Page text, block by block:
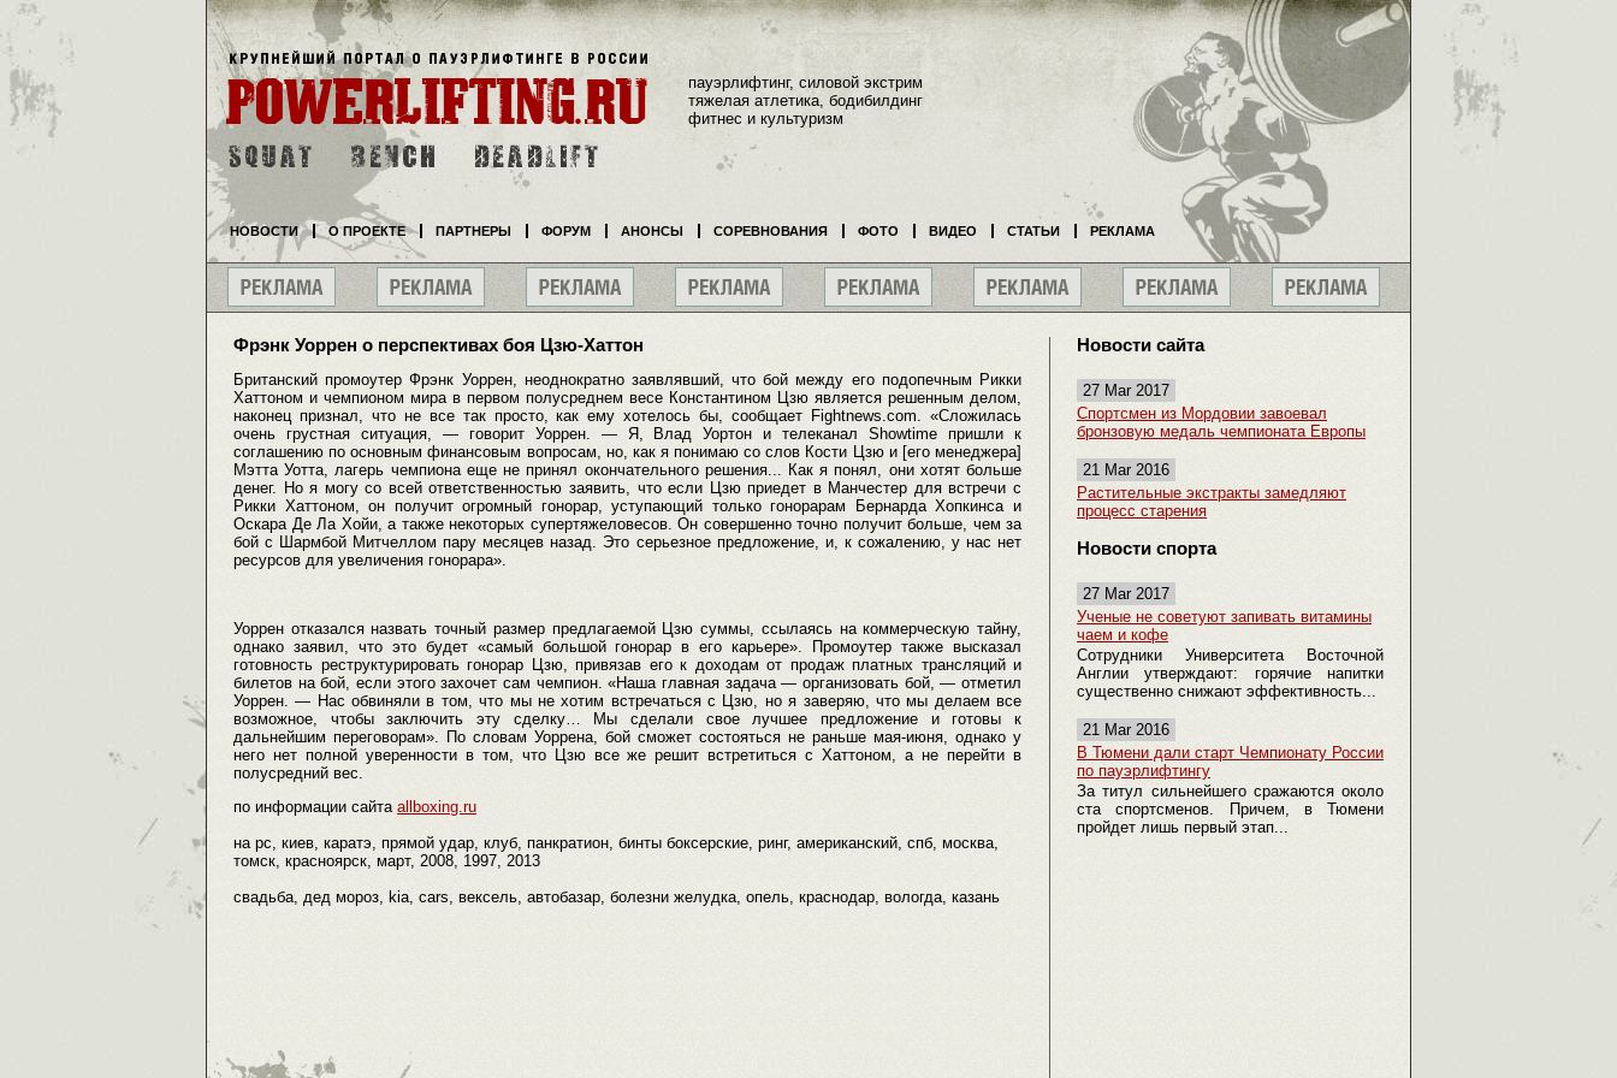
Фрэнк Уоррен о перспективах боя Цзю-Хаттон
Британский промоутер Фрэнк Уоррен, неоднократно заявлявший, что бой между его подопечным Рикки
Хаттоном и чемпионом мира в первом полусреднем весе Константином Цзю является решенным делом,
наконец признал, что не все так просто, как ему хотелось бы, сообщает Fightnews.com. «Сложилась
очень грустная ситуация, — говорит Уоррен. — Я, Влад Уортон и телеканал Showtime пришли к
соглашению по основным финансовым вопросам, но, как я понимаю со слов Кости Цзю и [его менеджера]
Мэтта Уотта, лагерь чемпиона еще не принял окончательного решения... Как я понял, они хотят больше
денег. Но я могу со всей ответственностью заявить, что если Цзю приедет в Манчестер для встречи с
Рикки Хаттоном, он получит огромный гонорар, уступающий только гонорарам Бернарда Хопкинса и
Оскара Де Ла Хойи, а также некоторых супертяжеловесов. Он совершенно точно получит больше, чем за
бой с Шармбой Митчеллом пару месяцев назад. Это серьезное предложение, и, к сожалению, у нас нет
ресурсов для увеличения гонорара».
Уоррен отказался назвать точный размер предлагаемой Цзю суммы, ссылаясь на коммерческую тайну,
однако заявил, что это будет «самый большой гонорар в его карьере». Промоутер также высказал
готовность реструктурировать гонорар Цзю, привязав его к доходам от продаж платных трансляций и
билетов на бой, если этого захочет сам чемпион. «Наша главная задача — организовать бой, — отметил
Уоррен. — Нас обвиняли в том, что мы не хотим встречаться с Цзю, но я заверяю, что мы делаем все
возможное, чтобы заключить эту сделку… Мы сделали свое лучшее предложение и готовы к
дальнейшим переговорам». По словам Уоррена, бой сможет состояться не раньше мая-июня, однако у
него нет полной уверенности в том, что Цзю все же решит встретиться с Хаттоном, а не перейти в
полусредний вес.
по информации сайта allboxing.ru
на pc, киев, каратэ, прямой удар, клуб, панкратион, бинты боксерские, ринг, американский, спб, москва,
томск, красноярск, март, 2008, 1997, 2013
свадьба, дед мороз, kia, cars, вексель, автобазар, болезни желудка, опель, краснодар, вологда, казань
Новости сайта
27 Mar 2017
Спортсмен из Мордовии завоевал
бронзовую медаль чемпионата Европы
21 Mar 2016
Растительные экстракты замедляют
процесс старения
Новости спорта
27 Mar 2017
Ученые не советуют запивать витамины
чаем и кофе
Сотрудники Университета Восточной
Англии утверждают: горячие напитки
существенно снижают эффективность...
21 Mar 2016
В Тюмени дали старт Чемпионату России
по пауэрлифтингу
За титул сильнейшего сражаются около
ста спортсменов. Причем, в Тюмени
пройдет лишь первый этап...
пауэрлифтинг, силовой экстрим
тяжелая атлетика, бодибилдинг
фитнес и культуризм
НОВОСТИ О ПРОЕКТЕ ПАРТНЕРЫ ФОРУМ АНОНСЫ СОРЕВНОВАНИЯ ФОТО ВИДЕО СТАТЬИ РЕКЛАМА